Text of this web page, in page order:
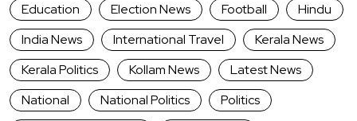
Education
Election News Football
Hindu
India News
International Travel
Kerala News
Kerala Politics
Kollam News
Latest News
National
National Politics
Politics